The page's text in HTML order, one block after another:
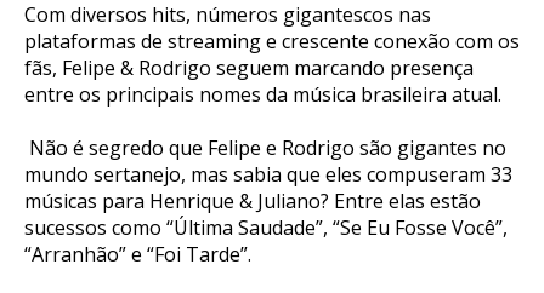
Com diversos hits, números gigantescos nas
plataformas de streaming e crescente conexão com os
fãs, Felipe & Rodrigo seguem marcando presença
entre os principais nomes da música brasileira atual.
Não é segredo que Felipe e Rodrigo são gigantes no
mundo sertanejo, mas sabia que eles compuseram 33
músicas para Henrique & Juliano? Entre elas estão
sucessos como “Última Saudade”, “Se Eu Fosse Você”,
“Arranhão” e “Foi Tarde”.